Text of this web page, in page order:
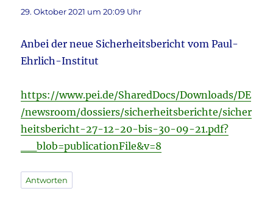
29. Oktober 2021 um 20:09 Uhr
Anbei der neue Sicherheitsbericht vom Paul-
Ehrlich-Institut
https://www.pei.de/SharedDocs/Downloads/DE
/newsroom/dossiers/sicherheitsberichte/sicher
heitsbericht-27-12-20-bis-30-09-21.pdf?
__blob=publicationFile&v=8
Antworten